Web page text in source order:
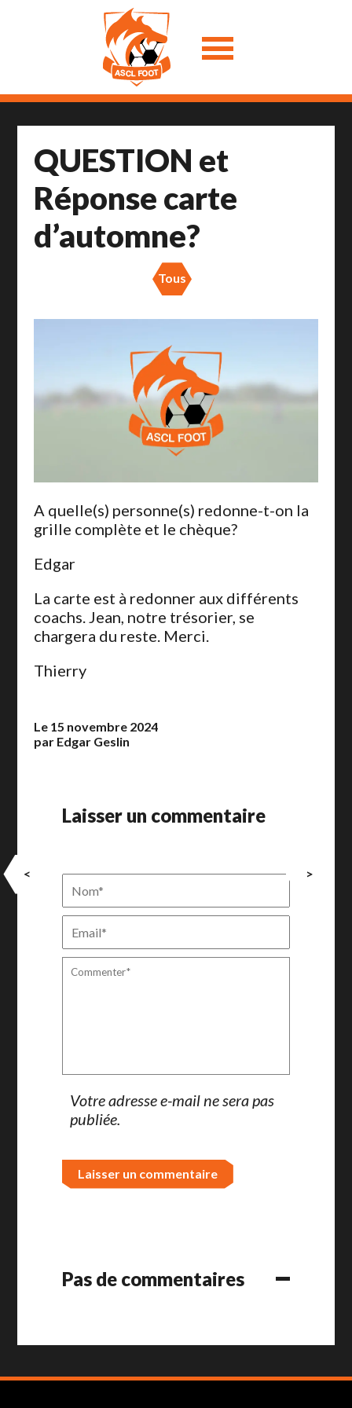
QUESTION et
Réponse carte
d’automne?
Tous
A quelle(s) personne(s) redonne-t-on la
grille complète et le chèque?
Edgar
La carte est à redonner aux différents
coachs. Jean, notre trésorier, se
chargera du reste. Merci.
Thierry
Le 15 novembre 2024
par Edgar Geslin
Laisser un commentaire
Votre adresse e-mail ne sera pas
publiée.
Pas de commentaires
< >